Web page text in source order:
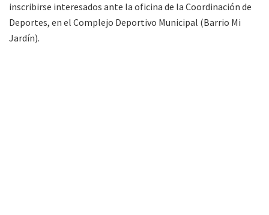
inscribirse interesados ante la oficina de la Coordinación de
Deportes, en el Complejo Deportivo Municipal (Barrio Mi
Jardín).